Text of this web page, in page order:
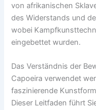
von afrikanischen
des Widerstands und
wobei
eingebettet wurden.
Das Verständnis der
Capoeira verwendet
faszinierende
Dieser Leitfaden führt